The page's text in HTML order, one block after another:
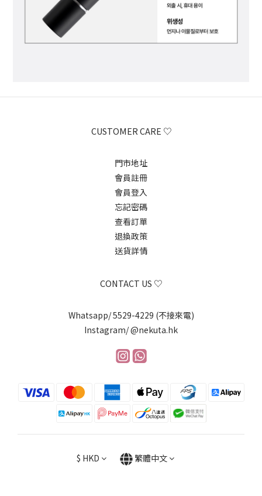
CUSTOMER CARE ♡
門市地址
會員註冊
會員登入
忘記密碼
查看訂單
退換政策
送貨詳情
CONTACT US ♡
Whatsapp/ 5529-4229 (不接來電)
Instagram/ @nekuta.hk
$ HKD 繁體中文